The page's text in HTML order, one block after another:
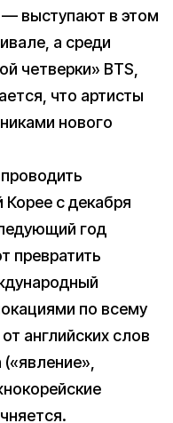
выступают в этом
а среди
четверки» BTS,
что артисты
нового
с декабря
год
превратить
по всему
английских слов